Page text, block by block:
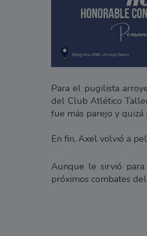
Para el pugilista
del Club Atlético
fue más parejo y quizá
En fin, Axel volvió a
Aunque le sirvió para
próximos combates del